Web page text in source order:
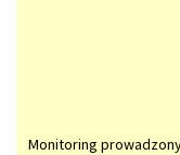
Monitoring